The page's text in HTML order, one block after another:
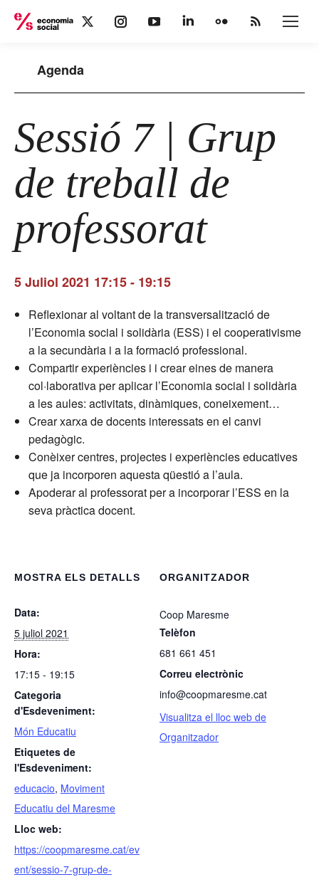
X
window
Instagram
window
YouTube
window
Linkedin
window
Flickr
window
Rss
window
Agenda
Sessió 7 | Grup
de treball de
professorat
5 Juliol 2021 17:15- 19:15
Reflexionar al voltant de la transversalització de
l’Economia social i solidària (ESS) i el cooperativisme
a la secundària i a la formació professional.
Compartir experiències i i crear eines de manera
col·laborativa per aplicar l’Economia social i solidària
a les aules: activitats, dinàmiques, coneixement…
Crear xarxa de docents interessats en el canvi
pedagògic.
Conèixer centres, projectes i experiències educatives
que ja incorporen aquesta qüestió a l’aula.
Apoderar al professorat per a incorporar l’ESS en la
seva pràctica docent.
MOSTRA ELS DETALLS
Data:
5 juliol 2021
Hora:
17:15 - 19:15
Categoria
d'Esdeveniment:
Món Educatiu
Etiquetes de
l'Esdeveniment:
educacio, Moviment
Educatiu del Maresme
Lloc web:
https://coopmaresme.cat/ev
ent/sessio-7-grup-de-
ORGANITZADOR
Coop Maresme
Telèfon
681 661 451
Correu electrònic
info@coopmaresme.cat
Visualitza el lloc web de
Organitzador